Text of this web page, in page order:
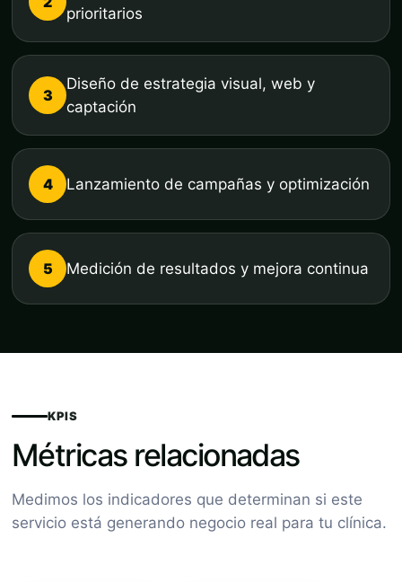
prioritarios
3
Diseño de estrategia visual, web y
captación
4 Lanzamiento de campañas y optimización
5 Medición de resultados y mejora continua
KPIS
Métricas relacionadas
Medimos los indicadores que determinan si este
servicio está generando negocio real para tu clínica.